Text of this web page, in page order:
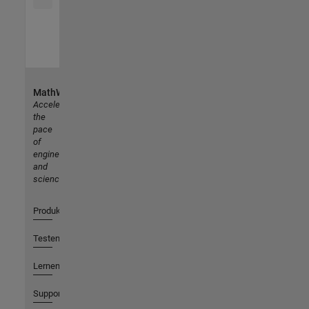
MathWorks
Accelerating
the
pace
of
engineering
and
science
Produkte
Testen oder Kaufen
Lernen
Support